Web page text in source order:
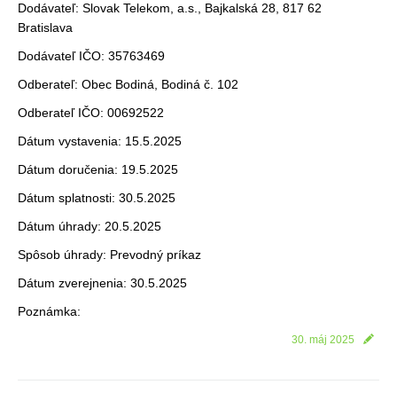
Dodávateľ: Slovak Telekom, a.s., Bajkalská 28, 817 62
Bratislava
Dodávateľ IČO: 35763469
Odberateľ: Obec Bodiná, Bodiná č. 102
Odberateľ IČO: 00692522
Dátum vystavenia: 15.5.2025
Dátum doručenia: 19.5.2025
Dátum splatnosti: 30.5.2025
Dátum úhrady: 20.5.2025
Spôsob úhrady: Prevodný príkaz
Dátum zverejnenia: 30.5.2025
Poznámka:
30. máj 2025